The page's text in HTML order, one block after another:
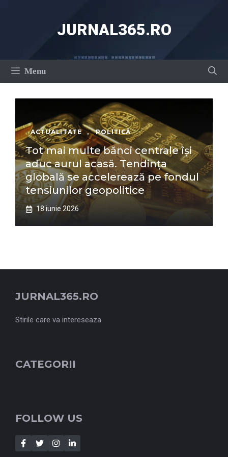
JURNAL365.RO
Menu
ACTUALITATE , POLITICĂ
Tot mai multe bănci centrale își
aduc aurul acasă. Tendința
globală se accelerează pe fondul
tensiunilor geopolitice
18 iunie 2026
JURNAL365.RO
Stirile care va intereseaza
CATEGORII
FOLLOW US